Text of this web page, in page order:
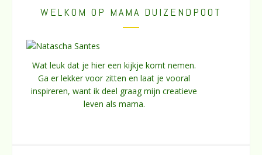
WELKOM OP MAMA DUIZENDPOOT
Wat leuk dat je hier een kijkje komt nemen.
Ga er lekker voor zitten en laat je vooral
inspireren, want ik deel graag mijn creatieve
leven als mama.